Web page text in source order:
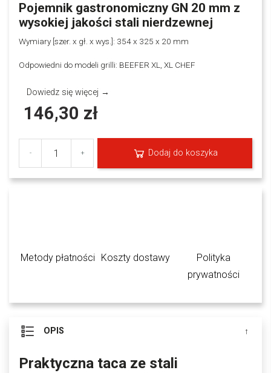
Pojemnik gastronomiczny GN 20 mm z
wysokiej jakości stali nierdzewnej
Wymiary [szer. x gł. x wys.]: 354 x 325 x 20 mm
Odpowiedni do modeli grilli: BEEFER XL, XL CHEF
Dowiedz się więcej →
146,30 zł
- + Dodaj do koszyka
Metody płatności Koszty dostawy
Polityka
prywatności
OPIS
Praktyczna taca ze stali